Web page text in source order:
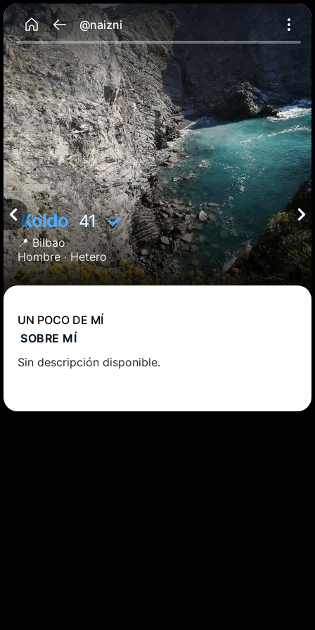
@naizni
Koldo41✓
📍Bilbao
Hombre ·Hetero
UN POCO DE MÍ
SOBRE MÍ
Sin descripción disponible.